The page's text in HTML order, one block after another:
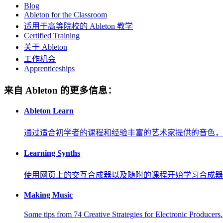
Blog
Ableton for the Classroom
适用于高等院校的 Ableton 教学
Certified Training
关于 Ableton
工作机会
Apprenticeships
来自 Ableton 的更多信息：
Ableton Learn
通过适合初学者的课程和经验丰富的艺术家提供的音色，
Learning Synths
使用网页上的交互合成器以及随附的课程开始学习合成器
Making Music
Some tips from 74 Creative Strategies for Electronic Producers.